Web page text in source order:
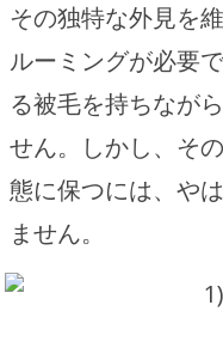
その独特な外見を
ルーミングが必要
る被毛を持ちなが
せん。しかし、そ
態に保つには、や
ません。